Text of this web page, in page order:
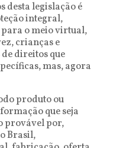
desta legislação é
integral,
o meio virtual,
crianças e
direitos que
mas, agora
produto ou
que seja
provável por,
Brasil,